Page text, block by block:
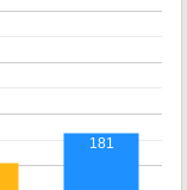
181